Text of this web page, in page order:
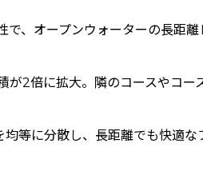
、オープンウォーターの長距離
2倍に拡大。隣のコースやコー
等に分散し、長距離でも快適な